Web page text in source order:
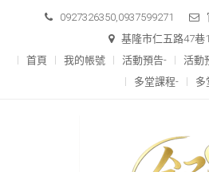
content
0927326350,0937599271
基隆市仁五路47巷
首頁
我的帳號 活動預告- 活動
多堂課程-
多